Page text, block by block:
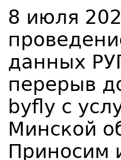
8 июля
данных
перерыв
byfly с
Минской
Приносим